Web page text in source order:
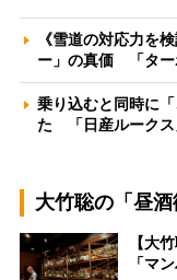
《雪道の対応力を
ー」の真価 「タ
乗り込むと同時に
た 「日産ルーク
大竹聡の「昼酒
【大
「マ